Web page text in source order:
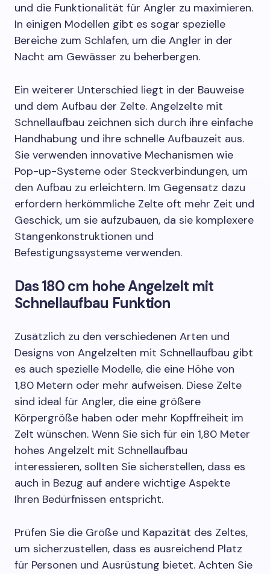
und die Funktionalität für Angler zu maximieren.
In einigen Modellen gibt es sogar spezielle
Bereiche zum Schlafen, um die Angler in der
Nacht am Gewässer zu beherbergen.
Ein weiterer Unterschied liegt in der Bauweise
und dem Aufbau der Zelte. Angelzelte mit
Schnellaufbau zeichnen sich durch ihre einfache
Handhabung und ihre schnelle Aufbauzeit aus.
Sie verwenden innovative Mechanismen wie
Pop-up-Systeme oder Steckverbindungen, um
den Aufbau zu erleichtern. Im Gegensatz dazu
erfordern herkömmliche Zelte oft mehr Zeit und
Geschick, um sie aufzubauen, da sie komplexere
Stangenkonstruktionen und
Befestigungssysteme verwenden.
Das 180 cm hohe Angelzelt mit
Schnellaufbau Funktion
Zusätzlich zu den verschiedenen Arten und
Designs von Angelzelten mit Schnellaufbau gibt
es auch spezielle Modelle, die eine Höhe von
1,80 Metern oder mehr aufweisen. Diese Zelte
sind ideal für Angler, die eine größere
Körpergröße haben oder mehr Kopffreiheit im
Zelt wünschen. Wenn Sie sich für ein 1,80 Meter
hohes Angelzelt mit Schnellaufbau
interessieren, sollten Sie sicherstellen, dass es
auch in Bezug auf andere wichtige Aspekte
Ihren Bedürfnissen entspricht.
Prüfen Sie die Größe und Kapazität des Zeltes,
um sicherzustellen, dass es ausreichend Platz
für Personen und Ausrüstung bietet. Achten Sie